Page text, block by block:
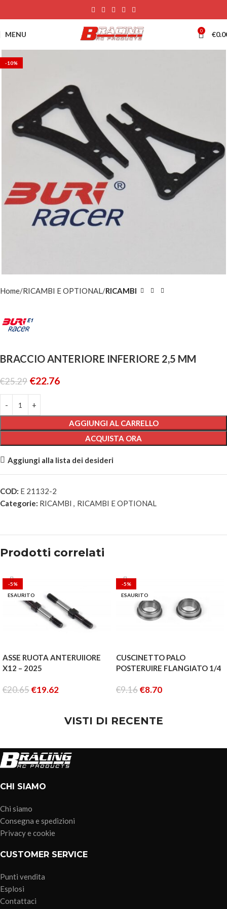
MENU 0 €
-10%
Home RICAMBI E OPTIONAL RICAMBI
BRACCIO ANTERIORE INFERIORE 2,5 MM
€25.29 €22.76
AGGIUNGI AL CARRELLO
ACQUISTA ORA
Aggiungi alla lista dei desideri
COD: E 21132-2
Categorie: RICAMBI , RICAMBI E OPTIONAL
Prodotti correlati
-5%
ESAURITO
ASSE RUOTA ANTERUIIORE
X12 – 2025
€20.65€19.62
-5%
ESAURITO
CUSCINETTO PALO
POSTERUIRE FLANGIATO 1/4
€9.16€8.70
VISTI DI RECENTE
CHI SIAMO
Chi siamo
Consegna e spedizioni
Privacy e cookie
CUSTOMER SERVICE
Punti vendita
Esplosi
Contattaci